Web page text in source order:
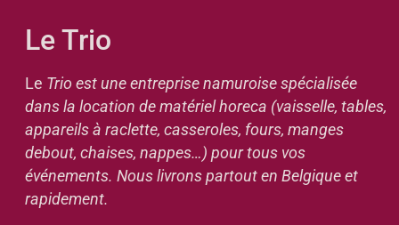
Le Trio
Le Trio est une entreprise namuroise spécialisée
dans la location de matériel horeca (vaisselle, tables,
appareils à raclette, casseroles, fours, manges
debout, chaises, nappes…) pour tous vos
événements. Nous livrons partout en Belgique et
rapidement.